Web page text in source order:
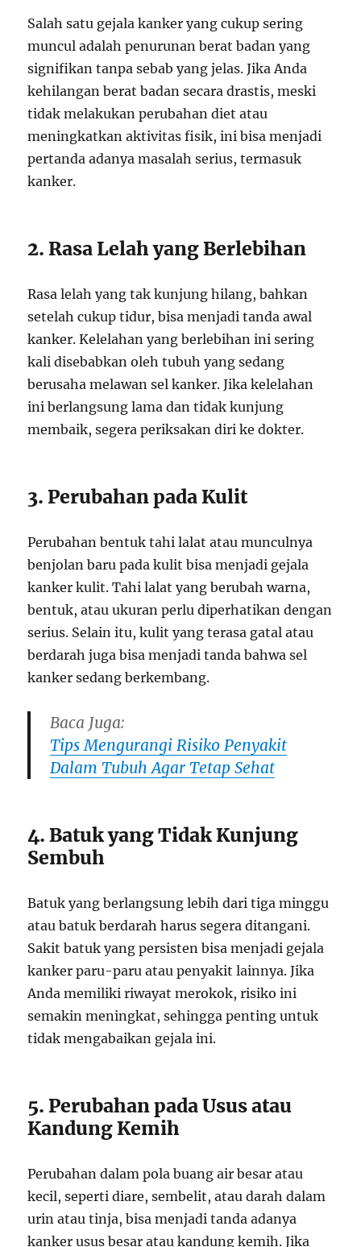
Salah satu gejala kanker yang cukup sering
muncul adalah penurunan berat badan yang
signifikan tanpa sebab yang jelas. Jika Anda
kehilangan berat badan secara drastis, meski
tidak melakukan perubahan diet atau
meningkatkan aktivitas fisik, ini bisa menjadi
pertanda adanya masalah serius, termasuk
kanker.
2. Rasa Lelah yang Berlebihan
Rasa lelah yang tak kunjung hilang, bahkan
setelah cukup tidur, bisa menjadi tanda awal
kanker. Kelelahan yang berlebihan ini sering
kali disebabkan oleh tubuh yang sedang
berusaha melawan sel kanker. Jika kelelahan
ini berlangsung lama dan tidak kunjung
membaik, segera periksakan diri ke dokter.
3. Perubahan pada Kulit
Perubahan bentuk tahi lalat atau munculnya
benjolan baru pada kulit bisa menjadi gejala
kanker kulit. Tahi lalat yang berubah warna,
bentuk, atau ukuran perlu diperhatikan dengan
serius. Selain itu, kulit yang terasa gatal atau
berdarah juga bisa menjadi tanda bahwa sel
kanker sedang berkembang.
Baca Juga:
Tips Mengurangi Risiko Penyakit
Dalam Tubuh Agar Tetap Sehat
4. Batuk yang Tidak Kunjung
Sembuh
Batuk yang berlangsung lebih dari tiga minggu
atau batuk berdarah harus segera ditangani.
Sakit batuk yang persisten bisa menjadi gejala
kanker paru-paru atau penyakit lainnya. Jika
Anda memiliki riwayat merokok, risiko ini
semakin meningkat, sehingga penting untuk
tidak mengabaikan gejala ini.
5. Perubahan pada Usus atau
Kandung Kemih
Perubahan dalam pola buang air besar atau
kecil, seperti diare, sembelit, atau darah dalam
urin atau tinja, bisa menjadi tanda adanya
kanker usus besar atau kandung kemih. Jika